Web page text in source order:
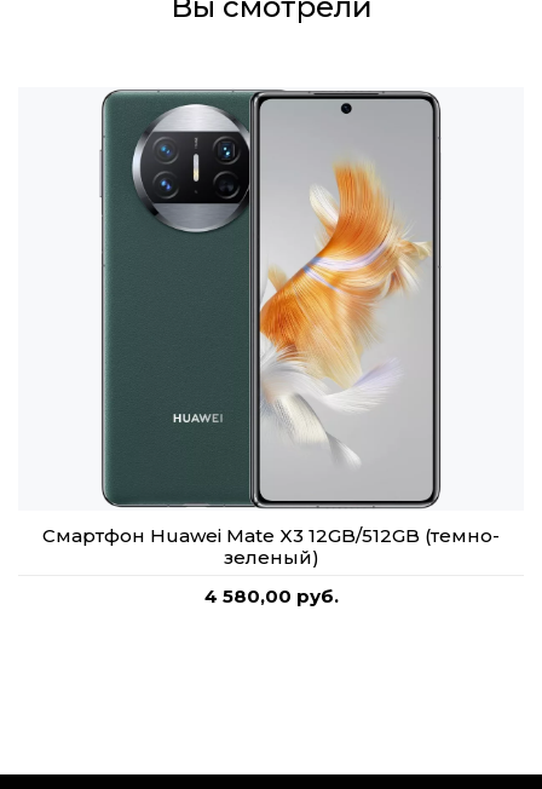
Смартфон Huawei Mate X3 12GB/512GB (темно-
зеленый)
4 580,00 руб.